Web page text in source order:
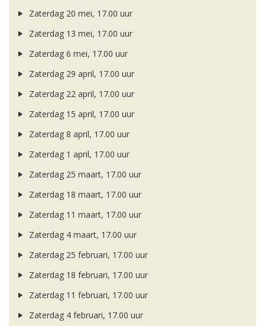
Zaterdag 20 mei, 17.00 uur
Zaterdag 13 mei, 17.00 uur
Zaterdag 6 mei, 17.00 uur
Zaterdag 29 april, 17.00 uur
Zaterdag 22 april, 17.00 uur
Zaterdag 15 april, 17.00 uur
Zaterdag 8 april, 17.00 uur
Zaterdag 1 april, 17.00 uur
Zaterdag 25 maart, 17.00 uur
Zaterdag 18 maart, 17.00 uur
Zaterdag 11 maart, 17.00 uur
Zaterdag 4 maart, 17.00 uur
Zaterdag 25 februari, 17.00 uur
Zaterdag 18 februari, 17.00 uur
Zaterdag 11 februari, 17.00 uur
Zaterdag 4 februari, 17.00 uur